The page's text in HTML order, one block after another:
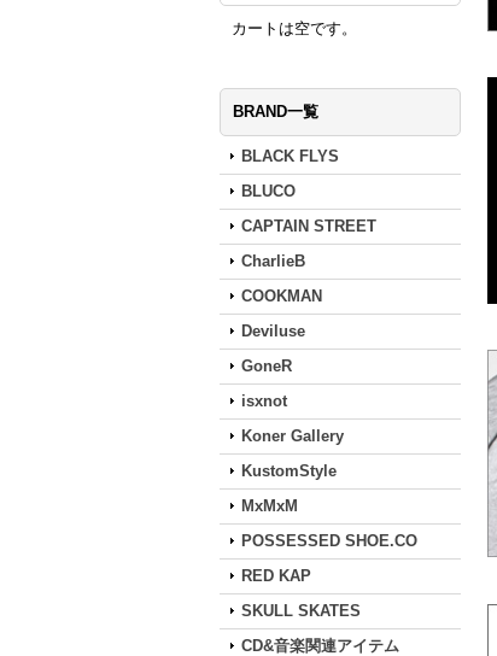
カートは空です。
BRAND一覧
BLACK FLYS
BLUCO
CAPTAIN STREET
CharlieB
COOKMAN
Deviluse
GoneR
isxnot
Koner Gallery
KustomStyle
MxMxM
POSSESSED SHOE.CO
RED KAP
SKULL SKATES
CD&音楽関連アイテム